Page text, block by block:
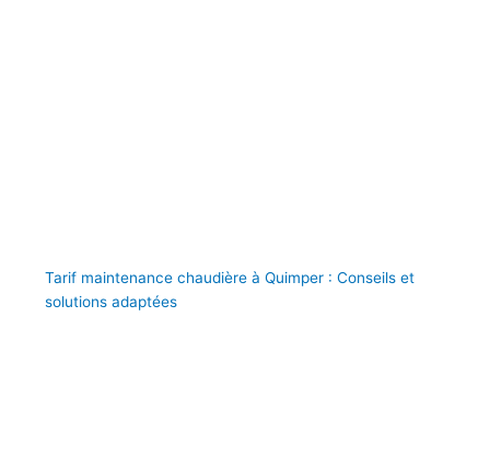
Tarif maintenance chaudière à Quimper : Conseils et
solutions adaptées